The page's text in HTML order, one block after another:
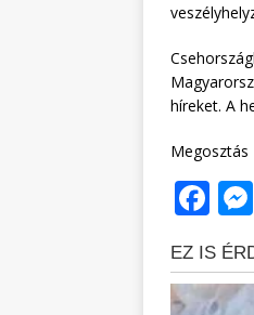
híreket. A
Megosztás
F
a
c
e